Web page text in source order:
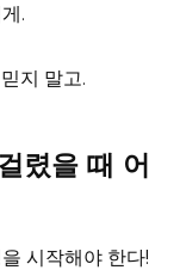
.
지 말고.
렸을 때 어
시작해야 한다!